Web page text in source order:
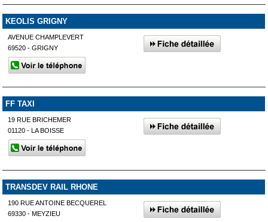
KEOLIS GRIGNY
AVENUE CHAMPLEVERT
69520 - GRIGNY
FF TAXI
19 RUE BRICHEMER
01120 - LA BOISSE
TRANSDEV RAIL RHONE
190 RUE ANTOINE BECQUEREL
69330 - MEYZIEU